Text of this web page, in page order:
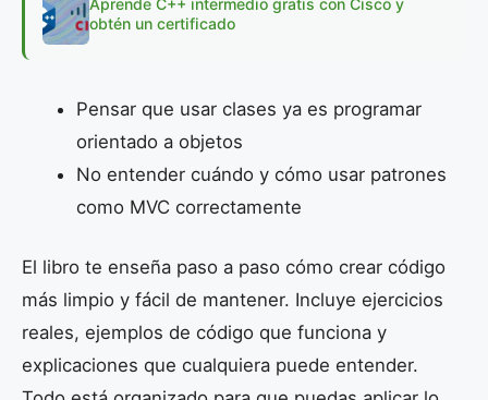
obtén un certificado
Pensar que usar clases ya es programar
orientado a objetos
No entender cuándo y cómo usar patrones
como MVC correctamente
El libro te enseña paso a paso cómo crear código
más limpio y fácil de mantener. Incluye ejercicios
reales, ejemplos de código que funciona y
explicaciones que cualquiera puede entender.